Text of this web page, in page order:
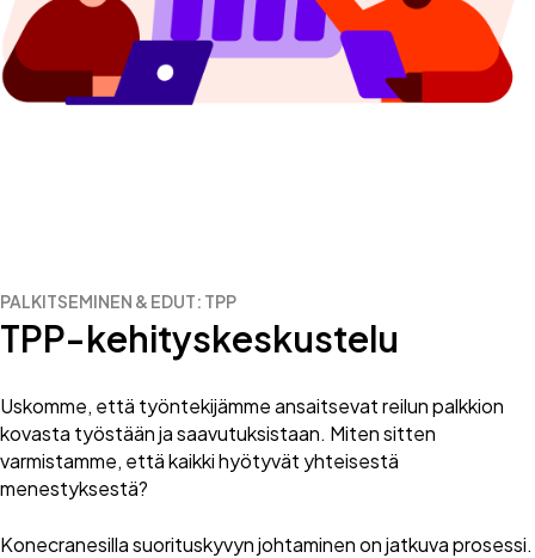
PALKITSEMINEN & EDUT: TPP
TPP-kehityskeskustelu
Uskomme, että työntekijämme ansaitsevat reilun palkkion
kovasta työstään ja saavutuksistaan. Miten sitten
varmistamme, että kaikki hyötyvät yhteisestä
menestyksestä?
Konecranesilla suorituskyvyn johtaminen on jatkuva prosessi.